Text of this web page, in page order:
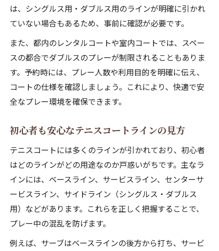
は、シングルス用・ダブルス用のラインが明確に引かれ
ていない場合もあるため、事前に確認が必要です。
また、都内のレンタルコートや室内コートでは、スペー
スの都合でダブルスのプレーが制限されることもありま
す。予約時には、プレー人数や利用目的を明確に伝え、
コートの仕様を確認しましょう。これにより、快適で安
全なプレー環境を確保できます。
初心者も安心なテニスコートラインの見方
テニスコートには多くのラインが引かれており、初心者
はどのラインがどの用途なのか戸惑いがちです。主なラ
インには、ベースライン、サービスライン、センターサ
ービスライン、サイドライン（シングルス・ダブルス
用）などがあります。これらを正しく把握することで、
プレー中の混乱を防げます。
例えば、サーブはベースラインの後方から打ち、サービ